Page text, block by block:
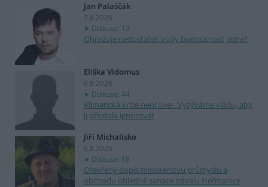
Jan Palaščák
7.8.2026
Diskuse: 13
Ohrožuje nedostatek vody budoucnost jádra?
Eliška Vidomus
6.8.2026
Diskuse: 44
Klimatická krize není over. Vyzýváme vládu, aby
ji přestala ignorovat
Jiří Michalisko
6.8.2026
Diskuse: 18
Otevřený dopis ministerstvu průmyslu a
obchodu ohledně sanace odvalu Heřmanice